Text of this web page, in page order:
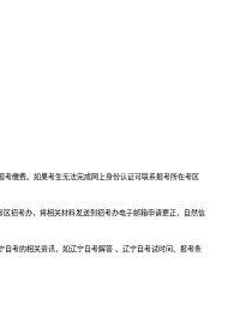
缴费。如果考生无法完成网上身份认证可联系报考所在考区
招考办，将相关材料发送到招考办电子邮箱申请更正，自然信
考的相关资讯，如辽宁自考解答 、辽宁自考试时间、报考条